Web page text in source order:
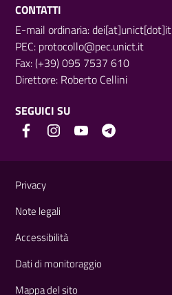
CONTATTI
E-mail ordinaria: dei[at]unict[dot]it
PEC: protocollo@pec.unict.it
Fax: (+39) 095 7537 610
Direttore: Roberto Cellini
SEGUICI SU
Privacy
Note legali
Accessibilità
Dati di monitoraggio
Mappa del sito